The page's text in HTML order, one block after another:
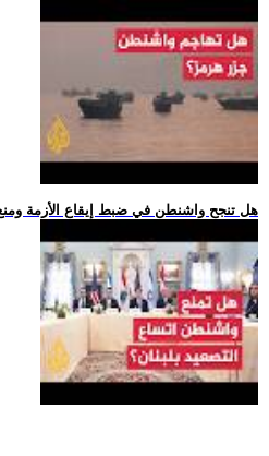
.. هل تنجح واشنطن في ضبط إيقاع الأزمة